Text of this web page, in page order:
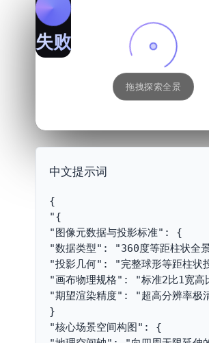
失败
拖拽探索全景
中文提示词
{
"{
"图像元数据与投影标准": {
"数据类型": "360度等距柱状全
"投影几何": "完整球形等距柱状
"画布物理规格": "标准2比1宽高
"期望渲染精度": "超高分辨率极
}
"核心场景空间构图": {